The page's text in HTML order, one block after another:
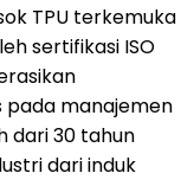
TPU terkemuka
sertifikasi ISO
pada manajemen
dari 30 tahun
dari induk